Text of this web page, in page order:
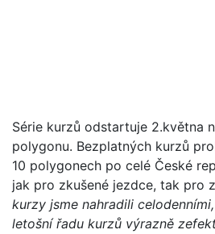
Série kurzů odstartuje 2.května
polygonu. Bezplatných kurzů
10 polygonech po celé České
jak pro zkušené jezdce, tak pro
kurzy jsme nahradili
letošní řadu kurzů výrazně